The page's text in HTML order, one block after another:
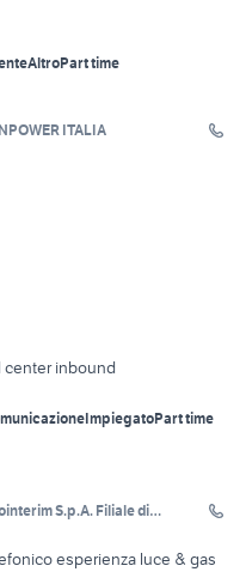
AltroPart time
ITALIA
center inbound
ImpiegatoPart time
S.p.A. Filiale di
esperienza luce & gas